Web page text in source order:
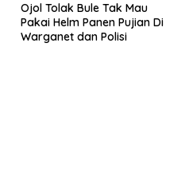
Ojol Tolak Bule Tak Mau
Pakai Helm Panen Pujian Di
Warganet dan Polisi